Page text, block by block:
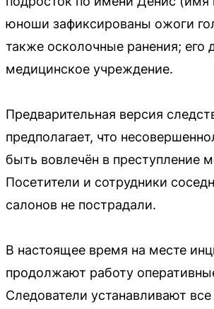
юноши зафиксированы ожоги
также осколочные ранения; его
медицинское учреждение.
Предварительная версия
предполагает, что
быть вовлечён в преступление
Посетители и сотрудники
салонов не пострадали.
В настоящее время на месте
продолжают работу
Следователи устанавливают все